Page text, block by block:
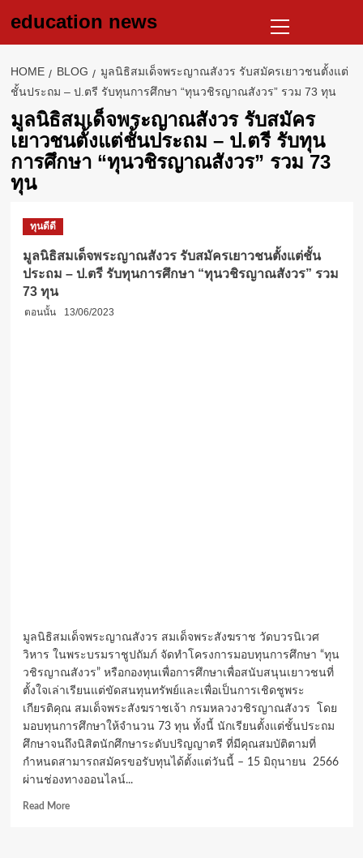
education news
Menu
HOME BLOG
มูลนิธิสมเด็จพระญาณสังวร รับสมัครเยาวชนตั้งแต่
ชั้นประถม – ป.ตรี รับทุนการศึกษา “ทุนวชิรญาณสังวร” รวม 73 ทุน
มูลนิธิสมเด็จพระญาณสังวร รับสมัคร
เยาวชนตั้งแต่ชั้นประถม – ป.ตรี รับทุน
การศึกษา “ทุนวชิรญาณสังวร” รวม 73
ทุน
ทุนดีดี
มูลนิธิสมเด็จพระญาณสังวร รับสมัครเยาวชนตั้งแต่ชั้น
ประถม – ป.ตรี รับทุนการศึกษา “ทุนวชิรญาณสังวร” รวม
73 ทุน
ตอนนั้น 13/06/2023
มูลนิธิสมเด็จพระญาณสังวร สมเด็จพระสังฆราช วัดบวรนิเวศ
วิหาร ในพระบรมราชูปถัมภ์ จัดทำโครงการมอบทุนการศึกษา “ทุน
วชิรญาณสังวร” หรือกองทุนเพื่อการศึกษาเพื่อสนับสนุนเยาวชนที่
ตั้งใจเล่าเรียนแต่ขัดสนทุนทรัพย์และเพื่อเป็นการเชิดชูพระ
เกียรติคุณ สมเด็จพระสังฆราชเจ้า กรมหลวงวชิรญาณสังวร โดย
มอบทุนการศึกษาให้จำนวน 73 ทุน ทั้งนี้ นักเรียนตั้งแต่ชั้นประถม
ศึกษาจนถึงนิสิตนักศึกษาระดับปริญญาตรี ที่มีคุณสมบัติตามที่
กำหนดสามารถสมัครขอรับทุนได้ตั้งแต่วันนี้ – 15 มิถุนายน 2566
ผ่านช่องทางออนไลน์...
Read MoreRead